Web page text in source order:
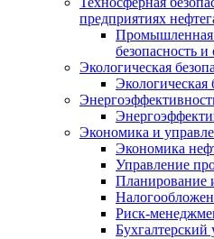
предприятиях
Промышленная
безопасность и
Экологическая
Экологическая
Экономика и
Экономика
Управление
Планирование
Риск-
Бухгалтерский